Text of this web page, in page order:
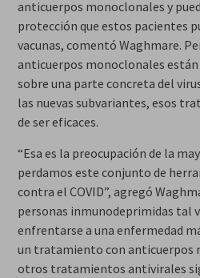
anticuerpos monoclonales y
protección que estos pacientes
vacunas, comentó Waghmare.
anticuerpos monoclonales están
sobre una parte concreta del
las nuevas subvariantes, esos
de ser eficaces.
“Esa es la preocupación de la
perdamos este conjunto de
contra el COVID”, agregó
personas inmunodeprimidas tal
enfrentarse a una enfermedad
un tratamiento con anticuerpos
otros tratamientos antivirales